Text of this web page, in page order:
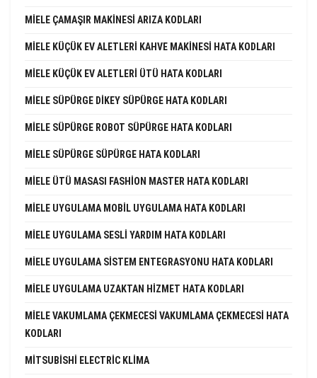
MIELE ÇAMAŞIR MAKINESI ARIZA KODLARI
MIELE KÜÇÜK EV ALETLERI KAHVE MAKINESI HATA KODLARI
MIELE KÜÇÜK EV ALETLERI ÜTÜ HATA KODLARI
MIELE SÜPÜRGE DIKEY SÜPÜRGE HATA KODLARI
MIELE SÜPÜRGE ROBOT SÜPÜRGE HATA KODLARI
MIELE SÜPÜRGE SÜPÜRGE HATA KODLARI
MIELE ÜTÜ MASASI FASHION MASTER HATA KODLARI
MIELE UYGULAMA MOBIL UYGULAMA HATA KODLARI
MIELE UYGULAMA SESLI YARDIM HATA KODLARI
MIELE UYGULAMA SISTEM ENTEGRASYONU HATA KODLARI
MIELE UYGULAMA UZAKTAN HIZMET HATA KODLARI
MIELE VAKUMLAMA ÇEKMECESI VAKUMLAMA ÇEKMECESI HATA
KODLARI
MITSUBISHI ELECTRIC KLIMA